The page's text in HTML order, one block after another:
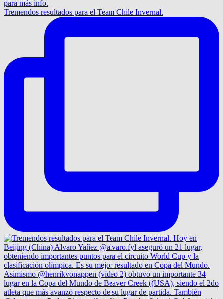
Tremendos resultados para el Team Chile Invernal.